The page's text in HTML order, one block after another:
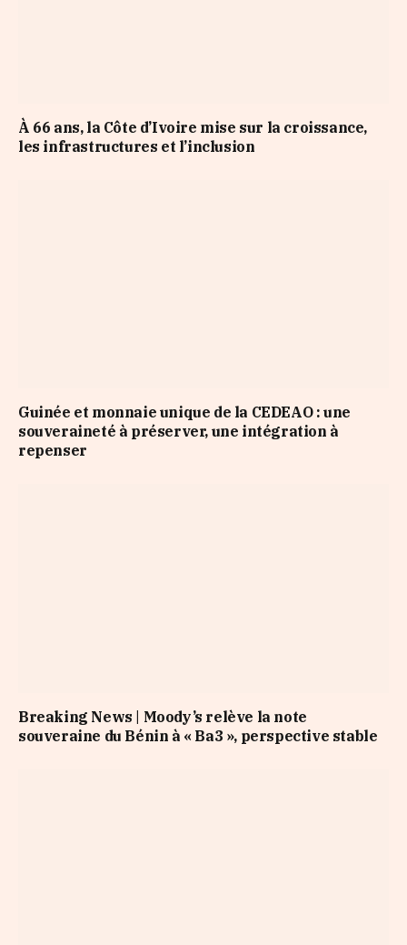
À 66 ans, la Côte d’Ivoire mise sur la croissance,
les infrastructures et l’inclusion
Guinée et monnaie unique de la CEDEAO : une
souveraineté à préserver, une intégration à
repenser
Breaking News | Moody’s relève la note
souveraine du Bénin à « Ba3 », perspective stable